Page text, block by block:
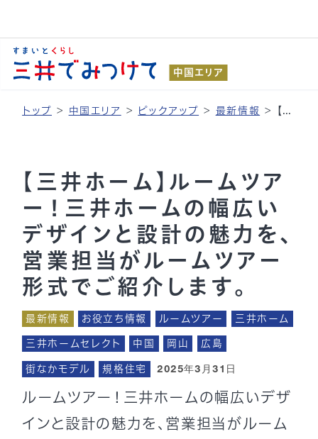
中国エリア
トップ > 中国エリア > ピックアップ > 最新情報 > 【三井ホーム】ルームツアー！三井ホームの幅広いデザインと設計の魅力を、営業担当がルームツアー形式でご紹介します。
【三井ホーム】ルームツア
ー！三井ホームの幅広い
デザインと設計の魅力を、
営業担当がルームツアー
形式でご紹介します。
最新情報 お役立ち情報 ルームツアー
三井ホーム
三井ホームセレクト
中国 岡山
広島
街なかモデル
規格住宅 2025年3月31日
ルームツアー！三井ホームの幅広いデザ
インと設計の魅力を、営業担当がルーム